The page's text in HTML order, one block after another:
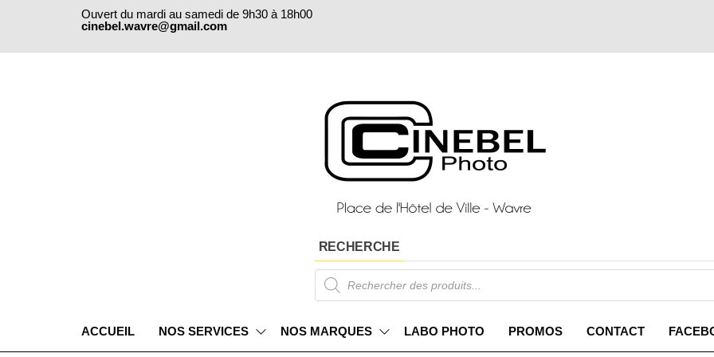
Ouvert du mardi au samedi de 9h30 à 18h00
cinebel.wavre@gmail.com
RECHERCHE
Products
search
ACCUEIL NOS SERVICES NOS MARQUES LABO PHOTO PROMOS CONTACT